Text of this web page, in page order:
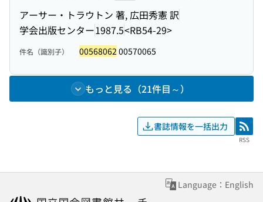
アーサー・トラウトン 著, 広田秀憲 訳
学会出版センター1987.5<RB54-29>
件名（識別子） 00568062 00570065
もっと見る（21件目～）
書誌情報を一括出力 RSS
RSS
Language：English